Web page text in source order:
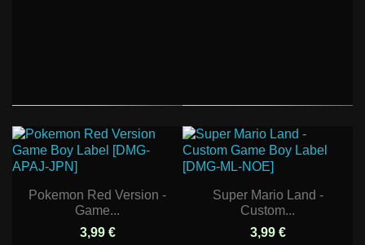
Pokemon Red Version -
Game...
3,99 €
Super Mario Land -
Custom...
3,99 €